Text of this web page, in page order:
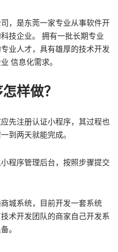
，是东莞一家专业从事软件开
技企业。 拥有一批长期专业
业人才，具有雄厚的技术开发
信息化需求。
样做？
先注册认证小程序，其过程也
到两天就能完成。
程序管理后台，按照步骤提交
城系统，目前开发一套系统
术开发团队的商家自己开发系
。